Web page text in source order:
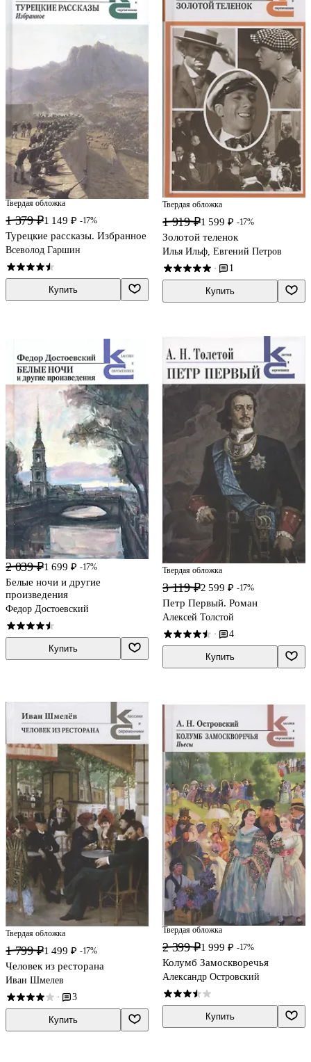
Твердая обложка
1 379 ₽1 149 ₽ -17%
Турецкие рассказы. Избранное
Всеволод Гаршин
Купить
Твердая обложка
1 919 ₽1 599 ₽ -17%
Золотой теленок
Илья Ильф, Евгений Петров
· 1
Купить
2 039 ₽1 699 ₽ -17%
Белые ночи и другие
произведения
Федор Достоевский
Купить
Твердая обложка
3 119 ₽2 599 ₽ -17%
Петр Первый. Роман
Алексей Толстой
· 4
Купить
Твердая обложка
1 799 ₽1 499 ₽ -17%
Человек из ресторана
Иван Шмелев
· 3
Купить
Твердая обложка
2 399 ₽1 999 ₽ -17%
Колумб Замоскворечья
Александр Островский
Купить